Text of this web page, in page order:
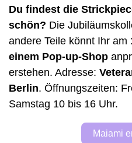
Du findest die
schön? Die
andere Teile könnt Ihr am
einem Pop-up-Shop
erstehen. Adresse:
Berlin. Öffnungszeiten:
Samstag 10 bis 16 Uhr.
Maiami